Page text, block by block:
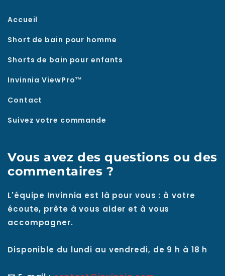
Accueil
Short de bain pour homme
Shorts de bain pour enfants
Invinnia ViewPro™
Contact
Suivez votre commande
Vous avez des questions ou des
commentaires ?
L'équipe Invinnia est là pour vous : à votre
écoute, prête à vous aider et à vous
accompagner.
Disponible du lundi au vendredi, de 9 h à 18 h